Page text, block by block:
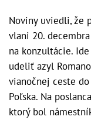
Noviny uviedli, že
vlani 20.
na konzultácie.
udeliť azyl
vianočnej ceste
Poľska. Na
ktorý bol